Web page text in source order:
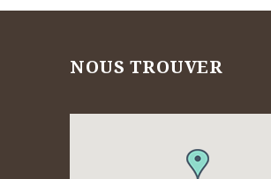
NOUS TROUVER